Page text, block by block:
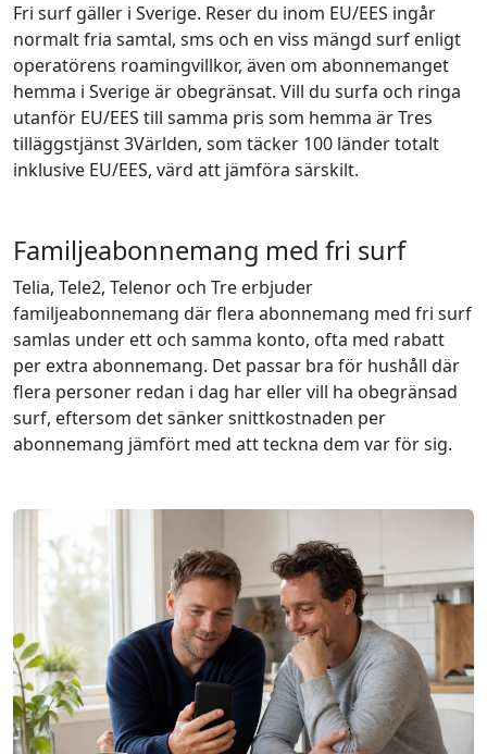
Fri surf gäller i Sverige. Reser du inom EU/EES ingår
normalt fria samtal, sms och en viss mängd surf enligt
operatörens roamingvillkor, även om abonnemanget
hemma i Sverige är obegränsat. Vill du surfa och ringa
utanför EU/EES till samma pris som hemma är Tres
tilläggstjänst 3Världen, som täcker 100 länder totalt
inklusive EU/EES, värd att jämföra särskilt.
Familjeabonnemang med fri surf
Telia, Tele2, Telenor och Tre erbjuder
familjeabonnemang där flera abonnemang med fri surf
samlas under ett och samma konto, ofta med rabatt
per extra abonnemang. Det passar bra för hushåll där
flera personer redan i dag har eller vill ha obegränsad
surf, eftersom det sänker snittkostnaden per
abonnemang jämfört med att teckna dem var för sig.